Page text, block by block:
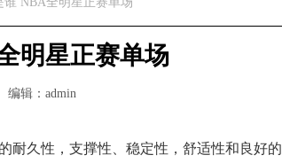
明星正赛单场
编辑：admin
耐久性，支撑性、稳定性，舒适性和良好的